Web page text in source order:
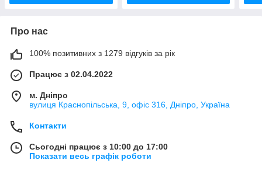
Про нас
100% позитивних з 1279 відгуків за рік
Працює з 02.04.2022
м. Дніпро
вулиця Краснопільська, 9, офіс 316, Дніпро, Україна
Контакти
Сьогодні працює з 10:00 до 17:00
Показати весь графік роботи